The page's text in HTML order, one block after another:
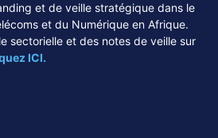
et de veille stratégique dans le
et du Numérique en Afrique.
sectorielle et des notes de veille sur
ICI.